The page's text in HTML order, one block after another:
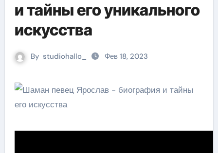
и тайны его уникального
искусства
By studiohallo_ Фев 18, 2023